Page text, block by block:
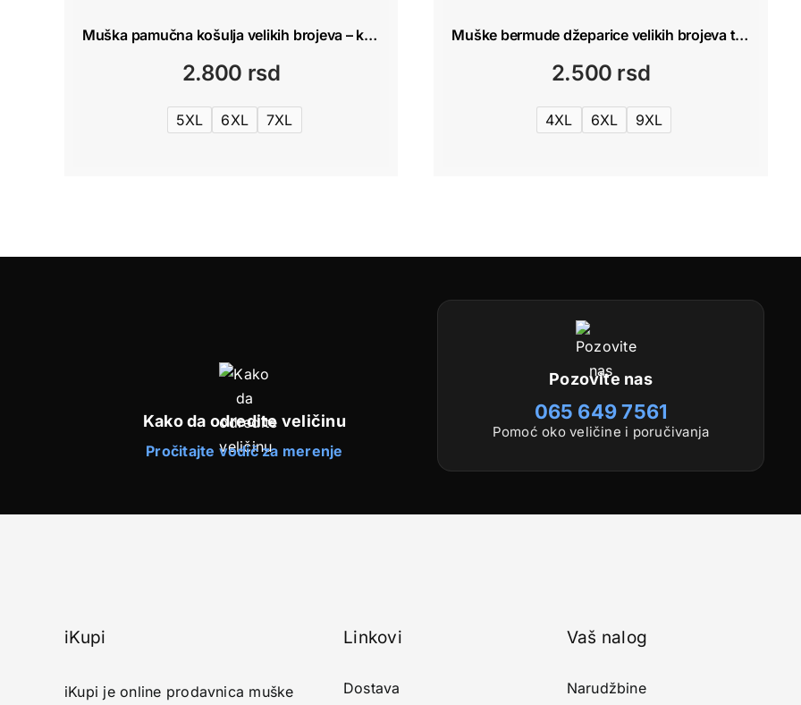
Muška pamučna košulja velikih brojeva – kratki rukav 5XL-7XL
2.800 rsd
5XL 6XL 7XL
Muške bermude džeparice velikih brojeva teget – Pine Peto 4XL–10XL
2.500 rsd
4XL 6XL 9XL
Kako da odredite veličinu
Pročitajte vodič za merenje
Pozovite nas
065 649 7561
Pomoć oko veličine i poručivanja
iKupi
iKupi je online prodavnica muške
Linkovi
Dostava
Vaš nalog
Narudžbine